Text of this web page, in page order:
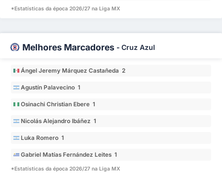
*Estatísticas da época 2026/27 na Liga MX
Melhores Marcadores - Cruz Azul
Ángel Jeremy Márquez Castañeda 2
Agustín Palavecino 1
Osinachi Christian Ebere 1
Nicolás Alejandro Ibáñez 1
Luka Romero 1
Gabriel Matías Fernández Leites 1
*Estatísticas da época 2026/27 na Liga MX